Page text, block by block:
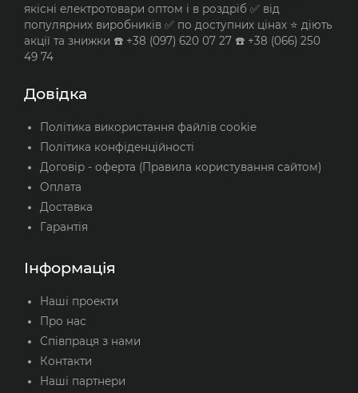
якісні електротовари оптом і в роздріб ✅ від
популярних виробників ✅ по доступних цінах ⭐ діють
акції та знижки ☎️ +38 (097) 620 07 27 ☎️ +38 (066) 250
49 74
Довідка
Політика використання файлів cookie
Політика конфіденційності
Договір - оферта (Правила користування сайтом)
Оплата
Доставка
Гарантія
Інформація
Наші проекти
Про нас
Співпраця з нами
Контакти
Наші партнери